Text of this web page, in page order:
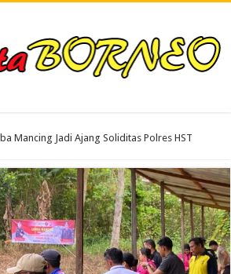
Mancing Jadi Ajang Soliditas Polres HST